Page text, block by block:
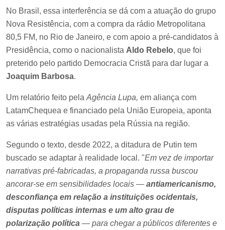
No Brasil, essa interferência se dá com a atuação do grupo
Nova Resistência, com a compra da rádio Metropolitana
80,5 FM, no Rio de Janeiro, e com apoio a pré-candidatos à
Presidência, como o nacionalista Aldo Rebelo, que foi
preterido pelo partido Democracia Cristã para dar lugar a
Joaquim Barbosa.
Um relatório feito pela Agência Lupa, em aliança com
LatamChequea e financiado pela União Europeia, aponta
as várias estratégias usadas pela Rússia na região.
Segundo o texto, desde 2022, a ditadura de Putin tem
buscado se adaptar à realidade local. "Em vez de importar
narrativas pré-fabricadas, a propaganda russa buscou
ancorar-se em sensibilidades locais — antiamericanismo,
desconfiança em relação a instituições ocidentais,
disputas políticas internas e um alto grau de
polarização política — para chegar a públicos diferentes e